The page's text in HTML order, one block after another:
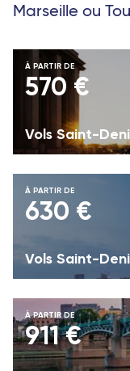
Marseille ou
Vols Saint-
À PARTIR DE
570 €
Vols Saint-
À PARTIR DE
630 €
À PARTIR DE
911 €